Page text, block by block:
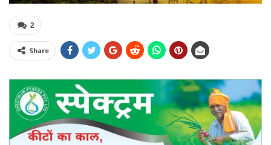
2
Share